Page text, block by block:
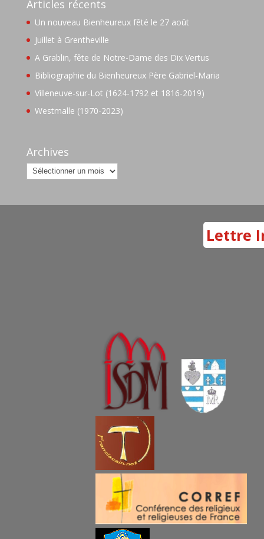
Articles récents
Un nouveau Bienheureux fêté le 27 août
Juillet à Grentheville
A Grablin, fête de Notre-Dame des Dix Vertus
Bibliographie du Bienheureux Père Gabriel-Maria
Villeneuve-sur-Lot (1624-1792 et 1816-2019)
Westmalle (1970-2023)
Archives
Archives
Lettre